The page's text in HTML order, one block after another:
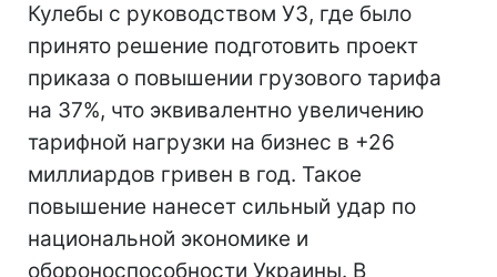
Кулебы с руководством УЗ, где было
принято решение подготовить проект
приказа о повышении грузового тарифа
на 37%, что эквивалентно увеличению
тарифной нагрузки на бизнес в +26
миллиардов гривен в год. Такое
повышение нанесет сильный удар по
национальной экономике и
обороноспособности Украины. В